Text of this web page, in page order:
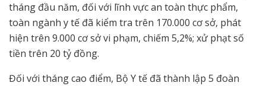
tháng đầu năm, đối với lĩnh vực an toàn thực phẩm,
toàn ngành y tế đã kiểm tra trên 170.000 cơ sở, phát
hiện trên 9.000 cơ sở vi phạm, chiếm 5,2%; xử phạt số
tiền trên 20 tỷ đồng.
Đối với tháng cao điểm, Bộ Y tế đã thành lập 5 đoàn